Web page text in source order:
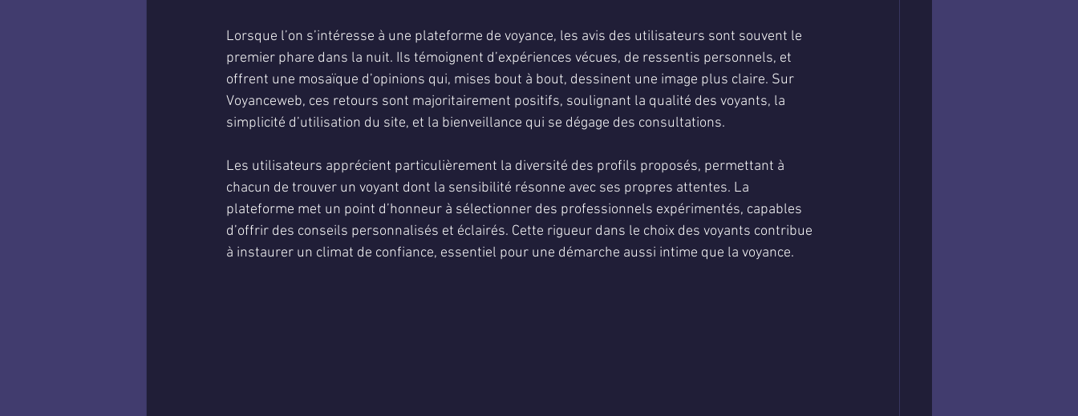
Lorsque l’on s’intéresse à une plateforme de voyance, les avis des utilisateurs sont souvent le
premier phare dans la nuit. Ils témoignent d’expériences vécues, de ressentis personnels, et
offrent une mosaïque d’opinions qui, mises bout à bout, dessinent une image plus claire. Sur
Voyanceweb, ces retours sont majoritairement positifs, soulignant la qualité des voyants, la
simplicité d’utilisation du site, et la bienveillance qui se dégage des consultations.
Les utilisateurs apprécient particulièrement la diversité des profils proposés, permettant à
chacun de trouver un voyant dont la sensibilité résonne avec ses propres attentes. La
plateforme met un point d’honneur à sélectionner des professionnels expérimentés, capables
d’offrir des conseils personnalisés et éclairés. Cette rigueur dans le choix des voyants contribue
à instaurer un climat de confiance, essentiel pour une démarche aussi intime que la voyance.